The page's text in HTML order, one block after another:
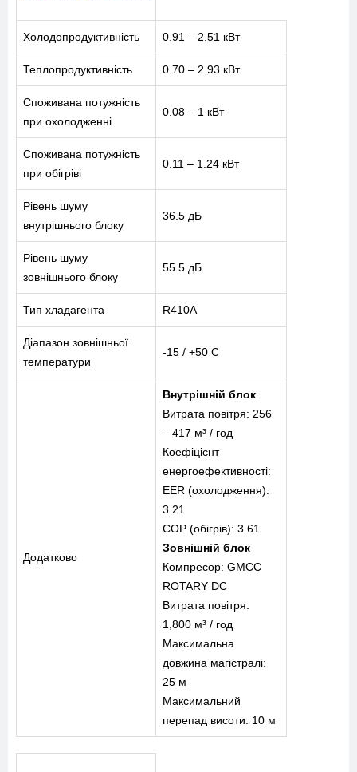
Холодопродуктивність 0.91 – 2.51 кВт
Теплопродуктивність 0.70 – 2.93 кВт
Споживана потужність
при охолодженні
0.08 – 1 кВт
Споживана потужність
при обігріві
0.11 – 1.24 кВт
Рівень шуму
внутрішнього блоку
36.5 дБ
Рівень шуму
зовнішнього блоку
55.5 дБ
Тип хладагента R410A
Діапазон зовнішньої
температури
-15 / +50 С
Додатково
Внутрішній блок
Витрата повітря: 256
– 417 м³ / год
Коефіцієнт
енергоефективності:
EER (охолодження):
3.21
COP (обігрів): 3.61
Зовнішній блок
Компресор: GMCC
ROTARY DC
Витрата повітря:
1,800 м³ / год
Максимальна
довжина магістралі:
25 м
Максимальний
перепад висоти: 10 м
МЕНЮ
ПОСЛУГИ
КАТАЛОГ
ПРО НАС
СПІВПРАЦЯ
+38-093-147-27-29